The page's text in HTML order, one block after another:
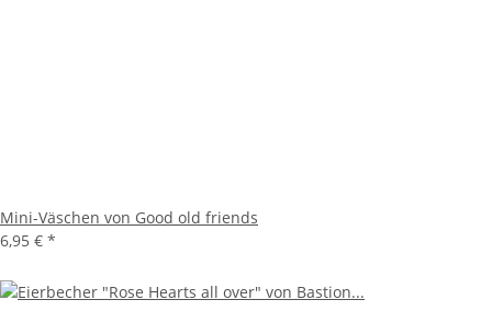
Mini-Väschen von Good old friends
6,95 € *